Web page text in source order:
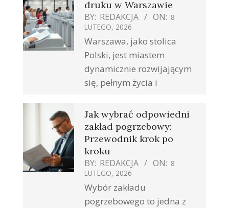
druku w Warszawie
BY: REDAKCJA ON: 8
LUTEGO, 2026
Warszawa, jako stolica
Polski, jest miastem
dynamicznie rozwijającym
się, pełnym życia i
Jak wybrać odpowiedni
zakład pogrzebowy:
Przewodnik krok po
kroku
BY: REDAKCJA ON: 8
LUTEGO, 2026
Wybór zakładu
pogrzebowego to jedna z